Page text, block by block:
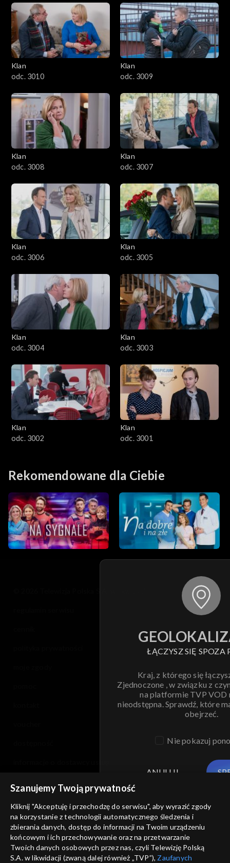
Klan
odc. 3010
Klan
odc. 3009
Klan
odc. 3008
Klan
odc. 3007
Klan
odc. 3006
Klan
odc. 3005
Klan
odc. 3004
Klan
odc. 3003
Klan
odc. 3002
Klan
odc. 3001
Rekomendowane dla Ciebie
ŁĄCZYSZ SIĘ SPOZA
Kraj, z którego się
Zjednoczone , w związku z
na platformie TVP VOD
nieodstępna. Sprawdź, które
obejrzeć.
Nie pokazuj
ANULUJ
Szanujemy Twoją prywatność
Kliknij "Akceptuję i przechodzę do serwisu", aby wyrazić zgody
na korzystanie z technologii automatycznego śledzenia i
zbierania danych, dostęp do informacji na Twoim urządzeniu
końcowym i ich przechowywanie oraz na przetwarzanie
Twoich danych osobowych przez nas, czyli Telewizję Polską
S.A. w likwidacji (zwaną dalej również „TVP”), Zaufanych